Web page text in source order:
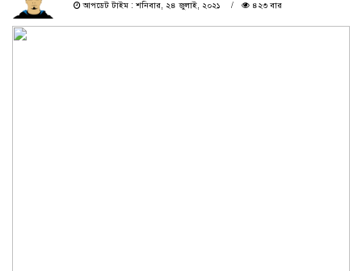
আপডেট টাইম : শনিবার, ২৪ জুলাই, ২০২১
৪২৩ বার